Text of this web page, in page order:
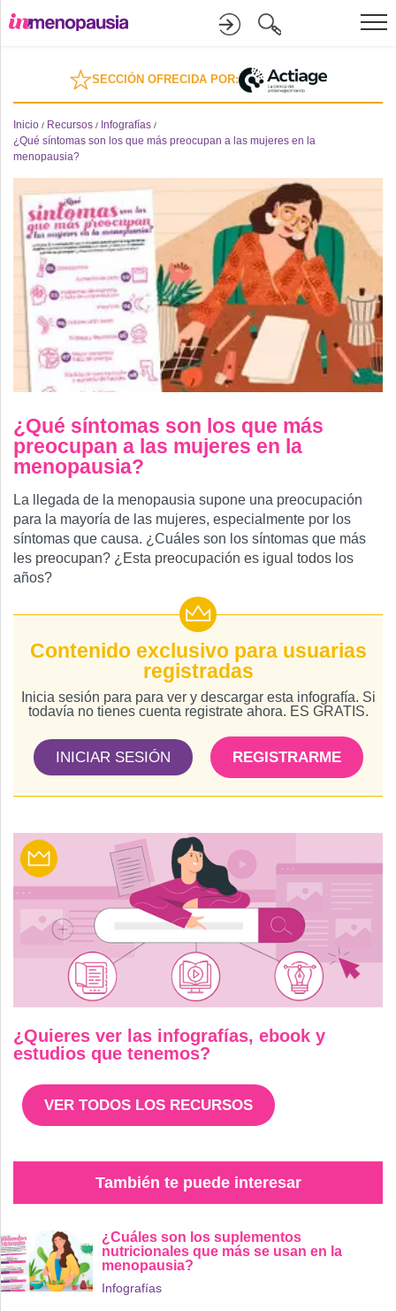
Formación
Online
Divulgación
Recursos
Investigación
SECCIÓN OFRECIDA POR:
Inicio / Recursos / Infografías /
¿Qué síntomas son los que más preocupan a las mujeres en la
menopausia?
¿Qué síntomas son los que más
preocupan a las mujeres en la
menopausia?
La llegada de la menopausia supone una preocupación
para la mayoría de las mujeres, especialmente por los
síntomas que causa. ¿Cuáles son los síntomas que más
les preocupan? ¿Esta preocupación es igual todos los
años?
Contenido exclusivo para usuarias
registradas
Inicia sesión para para ver y descargar esta infografía. Si
todavía no tienes cuenta registrate ahora. ES GRATIS.
INICIAR SESIÓN REGISTRARME
¿Quieres ver las infografías, ebook y
estudios que tenemos?
VER TODOS LOS RECURSOS
También te puede interesar
¿Cuáles son los suplementos
nutricionales que más se usan en la
menopausia?
Infografías